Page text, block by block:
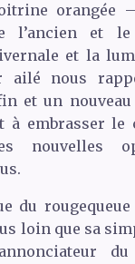
orangée
l’ancien et le
et la
ailé nous
et un nouveau
à embrasser le
nouvelles
du
loin que sa